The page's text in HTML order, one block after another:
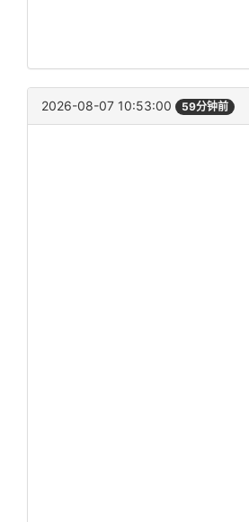
2026-08-07 10:53:00 59分钟前